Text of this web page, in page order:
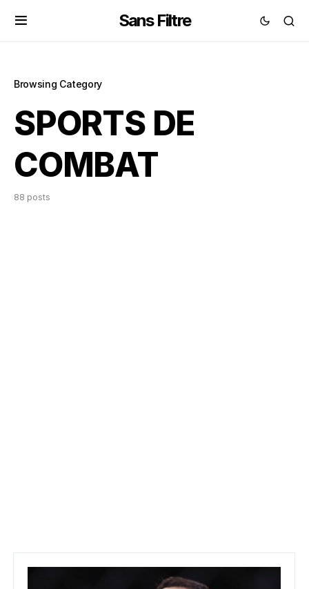
Sans Filtre
Browsing Category
SPORTS DE
COMBAT
88 posts